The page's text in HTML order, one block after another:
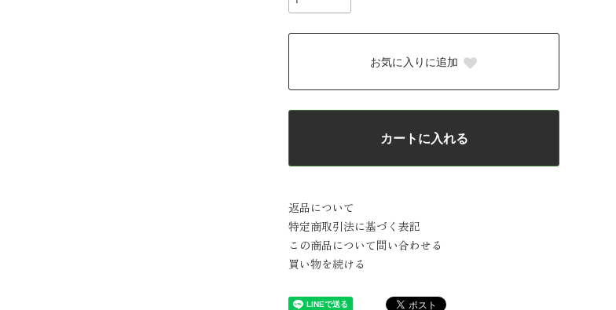
お気に入りに追加
カートに入れる
返品について
特定商取引法に基づく表記
この商品について問い合わせる
買い物を続ける